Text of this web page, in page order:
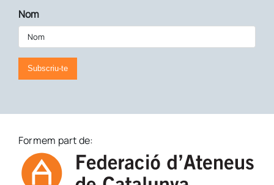
Nom
Subscriu-te
Formem part de: